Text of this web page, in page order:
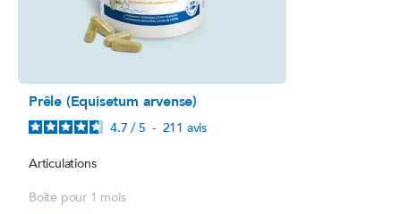
Prêle (Equisetum arvense)
4.7 / 5 - 211 avis
Articulations
Boîte pour 1 mois